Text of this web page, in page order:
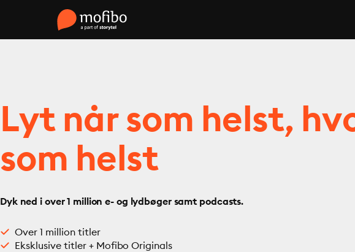
Lyt når som helst,
som helst
Dyk ned i over 1 million e- og lydbøger samt podcasts.
Over 1 million titler
Eksklusive titler + Mofibo Originals